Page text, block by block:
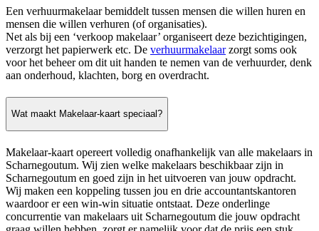
Een verhuurmakelaar bemiddelt tussen mensen die willen huren en
mensen die willen verhuren (of organisaties).
Net als bij een ‘verkoop makelaar’ organiseert deze bezichtigingen,
verzorgt het papierwerk etc. De verhuurmakelaarzorgt soms ook
voor het beheer om dit uit handen te nemen van de verhuurder, denk
aan onderhoud, klachten, borg en overdracht.
Wat maakt Makelaar-kaart speciaal?
Makelaar-kaart opereert volledig onafhankelijk van alle makelaars in
Scharnegoutum. Wij zien welke makelaars beschikbaar zijn in
Scharnegoutum en goed zijn in het uitvoeren van jouw opdracht.
Wij maken een koppeling tussen jou en drie accountantskantoren
waardoor er een win-win situatie ontstaat. Deze onderlinge
concurrentie van makelaars uit Scharnegoutum die jouw opdracht